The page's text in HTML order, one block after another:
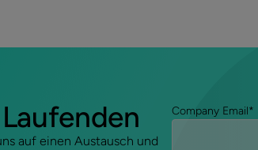
auf einen Austausch und
Company Email*